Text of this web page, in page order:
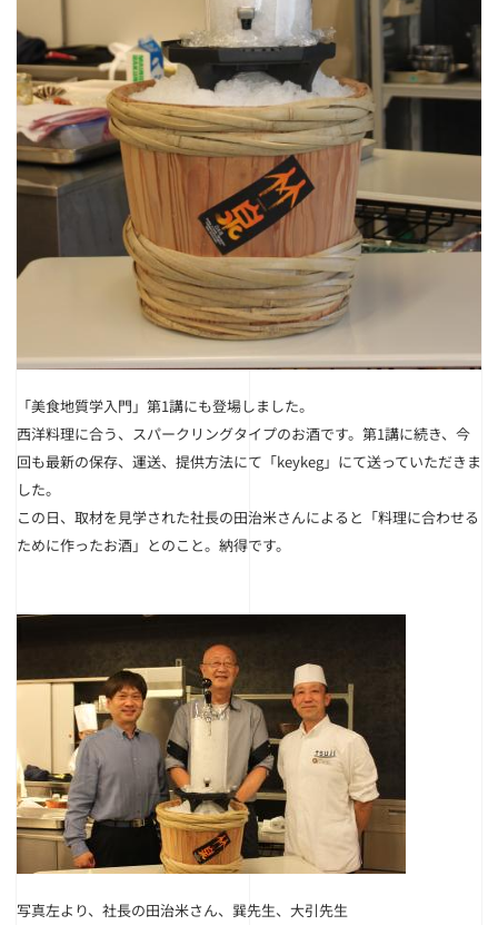
「美食地質学入門」第1講にも登場しました。
西洋料理に合う、スパークリングタイプのお酒です。第1講に続き、今
回も最新の保存、運送、提供方法にて「keykeg」にて送っていただきま
した。
この日、取材を見学された社長の田治米さんによると 「料理に合わせる
ために作ったお酒」 とのこと。納得です。
写真左より、社長の田治米さん、巽先生、大引先生